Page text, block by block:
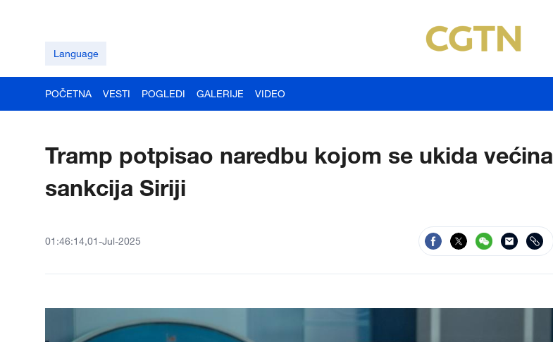
Language
POČETNA VESTI POGLEDI GALERIJE VIDEO
Tramp potpisao naredbu kojom se ukida većina
sankcija Siriji
01:46:14,01-Jul-2025